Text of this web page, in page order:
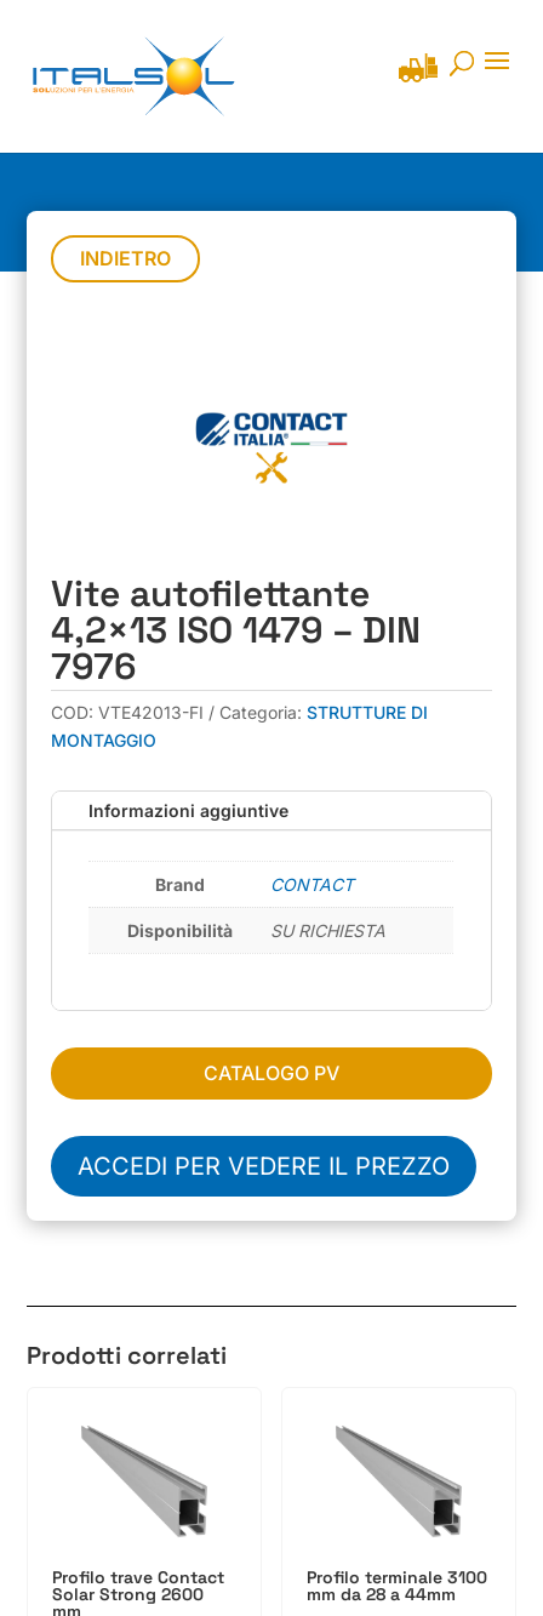
INDIETRO
Vite autofilettante
4,2×13 ISO 1479 – DIN
7976
COD:VTE42013-FI Categoria:STRUTTURE DI
MONTAGGIO
Informazioni aggiuntive
Brand CONTACT
Disponibilità SU RICHIESTA
CATALOGO PV
ACCEDI PER VEDERE IL PREZZO
Prodotti correlati
Profilo trave Contact
Solar Strong 2600
mm
Profilo terminale 3100
mm da 28 a 44mm